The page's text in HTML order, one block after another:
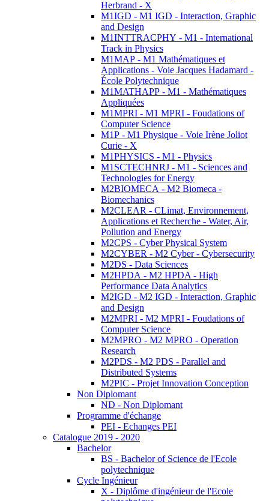
Herbrand - X
M1IGD - M1 IGD - Interaction, Graphic
and Design
M1INTTRACPHY - M1 - International
Track in Physics
M1MAP - M1 Mathématiques et
Applications - Voie Jacques Hadamard -
École Polytechnique
M1MATHAPP - M1 - Mathématiques
Appliquées
M1MPRI - M1 MPRI - Foudations of
Computer Science
M1P - M1 Physique - Voie Irène Joliot
Curie - X
M1PHYSICS - M1 - Physics
M1SCTECHNRJ - M1 - Sciences and
Technologies for Energy
M2BIOMECA - M2 Biomeca -
Biomechanics
M2CLEAR - CLimat, Environnement,
Applications et Recherche - Water, Air,
Pollution and Energy
M2CPS - Cyber Physical System
M2CYBER - M2 Cyber - Cybersecurity
M2DS - Data Sciences
M2HPDA - M2 HPDA - High
Performance Data Analytics
M2IGD - M2 IGD - Interaction, Graphic
and Design
M2MPRI - M2 MPRI - Foudations of
Computer Science
M2MPRO - M2 MPRO - Operation
Research
M2PDS - M2 PDS - Parallel and
Distributed Systems
M2PIC - Projet Innovation Conception
Non Diplomant
ND - Non Diplomant
Programme d'échange
PEI - Echanges PEI
Catalogue 2019 - 2020
Bachelor
BS - Bachelor of Science de l'Ecole
polytechnique
Cycle Ingénieur
X - Diplôme d'ingénieur de l'Ecole